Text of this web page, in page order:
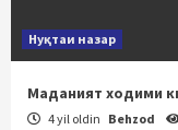
Нуқтаи назар
Маданият ходими
4 yil oldin Behzod